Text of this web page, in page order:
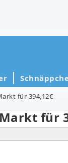
für 394,12€
für